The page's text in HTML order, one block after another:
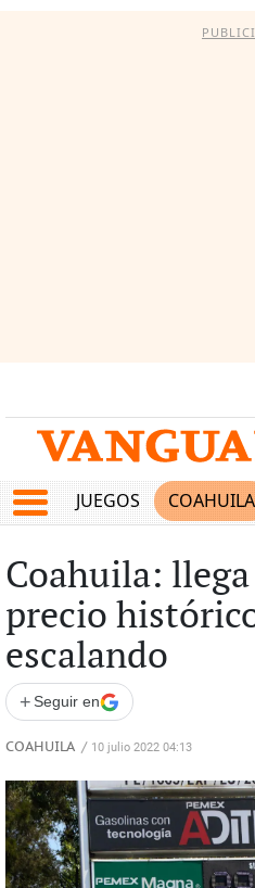
JUEGOS COAHUILA
Coahuila: llega
precio
escalando
+ Seguir en
COAHUILA / 10 julio 2022 04:13